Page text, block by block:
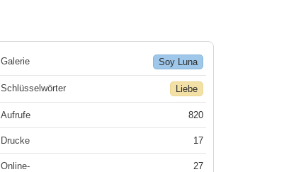
Galerie Soy Luna
Schlüsselwörter Liebe
Aufrufe 820
Drucke 17
Online-
27